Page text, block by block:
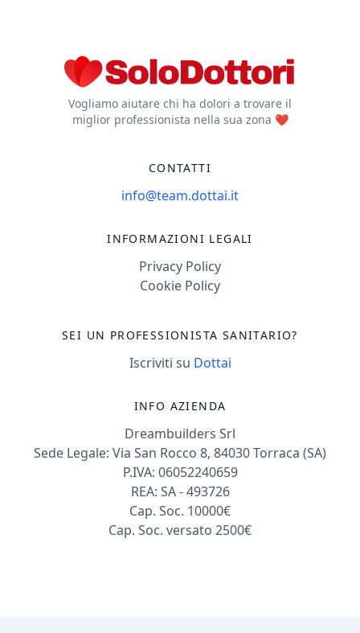
Vogliamo aiutare chi ha dolori a trovare il
miglior professionista nella sua zona ❤️
CONTATTI
info@team.dottai.it
INFORMAZIONI LEGALI
Privacy Policy
Cookie Policy
SEI UN PROFESSIONISTA SANITARIO?
Iscriviti su Dottai
INFO AZIENDA
Dreambuilders Srl
Sede Legale: Via San Rocco 8, 84030 Torraca (SA)
P.IVA: 06052240659
REA: SA - 493726
Cap. Soc. 10000€
Cap. Soc. versato 2500€